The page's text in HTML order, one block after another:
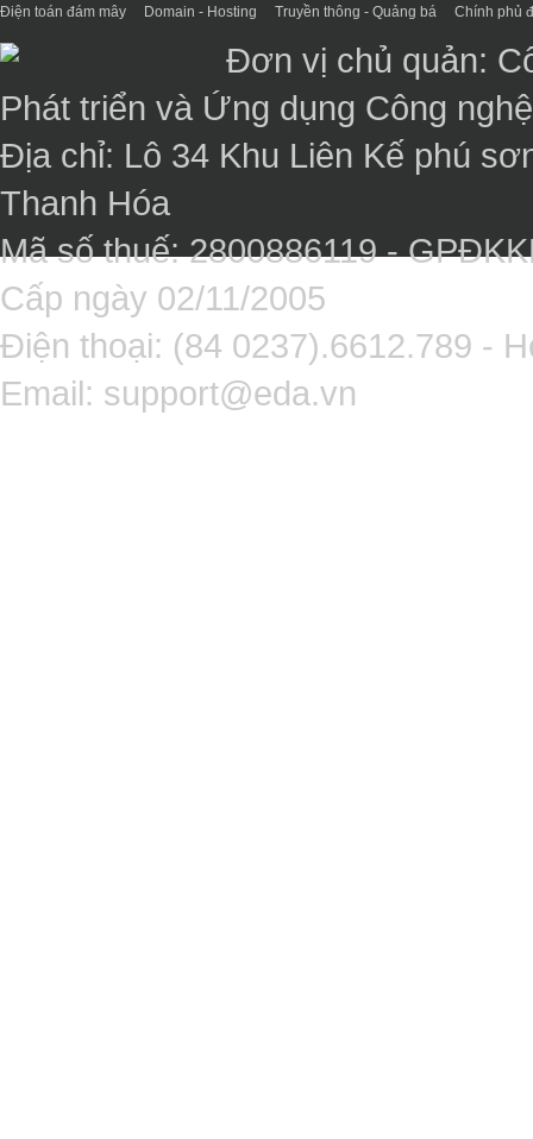
Điện toán đám mây Domain - Hosting Truyền thông - Quảng bá Chính phủ
Đơn vị chủ quản:
Phát triển và Ứng dụng Công
Địa chỉ: Lô 34 Khu Liên Kế phú
Thanh Hóa
Mã số thuế: 2800886119 -
Cấp ngày 02/11/2005
Điện thoại: (84 0237).6612.789 -
Email: support@eda.vn